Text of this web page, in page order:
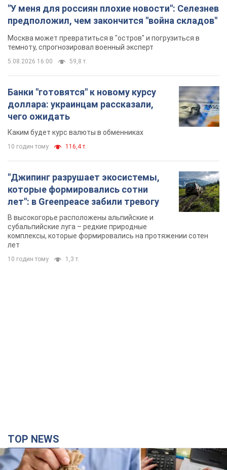
"У меня для россиян плохие новости": Селезнев
предположил, чем закончится "война складов"
Москва может превратиться в "остров" и погрузиться в
темноту, спрогнозировал военный эксперт
5.08.2026 16:00 59,8 т.
Банки "готовятся" к новому курсу
доллара: украинцам рассказали,
чего ожидать
Каким будет курс валюты в обменниках
10 годин тому 116,4 т.
"Джипинг разрушает экосистемы,
которые формировались сотни
лет": в Greenpeace забили тревогу
В высокогорье расположены альпийские и
субальпийские луга – редкие природные
комплексы, которые формировались на протяжении сотен
лет
10 годин тому 1,3 т.
TOP NEWS